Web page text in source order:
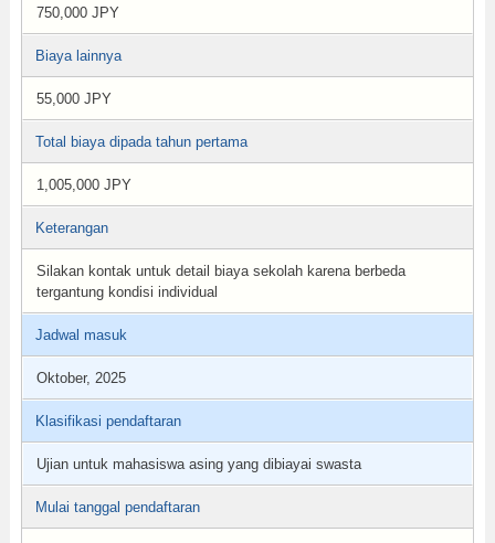
750,000 JPY
Biaya lainnya
55,000 JPY
Total biaya dipada tahun pertama
1,005,000 JPY
Keterangan
Silakan kontak untuk detail biaya sekolah karena berbeda
tergantung kondisi individual
Jadwal masuk
Oktober, 2025
Klasifikasi pendaftaran
Ujian untuk mahasiswa asing yang dibiayai swasta
Mulai tanggal pendaftaran